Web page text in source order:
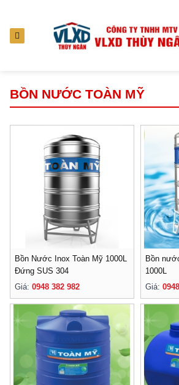
BỒN NƯỚC TOÀN MỸ
Bồn Nước Inox Toàn Mỹ 1000L
Đứng SUS 304
Giá: 0948 382 982
Bồn
1000L
Giá: